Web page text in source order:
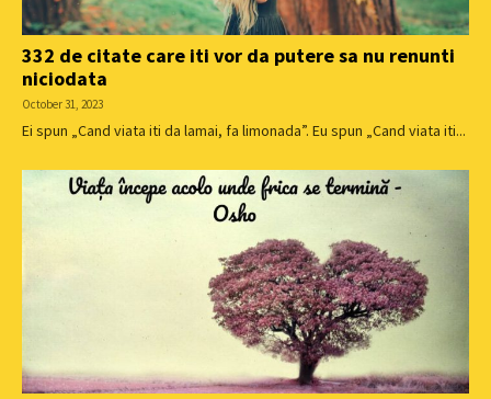
332 de citate care iti vor da putere sa nu renunti
niciodata
October 31, 2023
Ei spun „Cand viata iti da lamai, fa limonada”. Eu spun „Cand viata iti...